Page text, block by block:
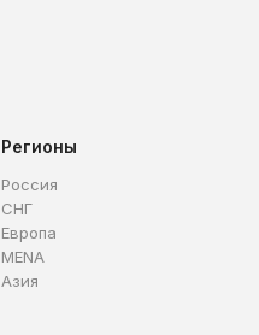
Регионы
Россия
СНГ
Европа
MENA
Азия